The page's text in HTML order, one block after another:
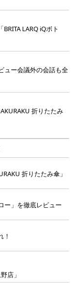
LARQ iQボト
ュー会議外の会話も全
折りたたみ
折りたたみ傘」
ー」を徹底レビュー
！
店」